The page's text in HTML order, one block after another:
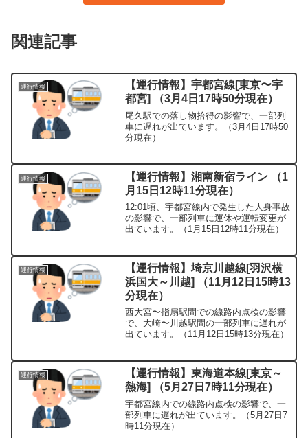
関連記事
運行情報
【運行情報】宇都宮線[東京〜宇
都宮] （3月4日17時50分現在）
尾久駅での落し物拾得の影響で、一部列
車に遅れが出ています。（3月4日17時50
分現在）
運行情報
【運行情報】湘南新宿ライン （1
月15日12時11分現在）
12:01頃、宇都宮線内で発生した人身事故
の影響で、一部列車に運休や運転変更が
出ています。（1月15日12時11分現在）
運行情報
【運行情報】埼京川越線[羽沢横
浜国大～川越] （11月12日15時13
分現在）
西大宮〜指扇駅間での線路内点検の影響
で、大崎〜川越駅間の一部列車に遅れが
出ています。（11月12日15時13分現在）
運行情報
【運行情報】東海道本線[東京～
熱海] （5月27日7時11分現在）
宇都宮線内での線路内点検の影響で、一
部列車に遅れが出ています。（5月27日7
時11分現在）